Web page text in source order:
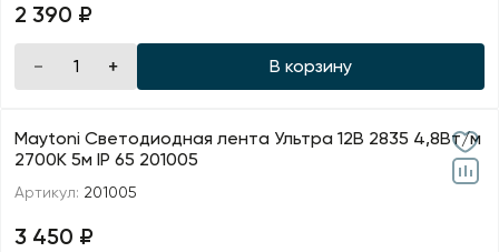
2 390 ₽
В корзину
Maytoni Светодиодная лента Ультра 12В 2835 4,8Вт/м
2700К 5м IP 65 201005
Артикул: 201005
3 450 ₽